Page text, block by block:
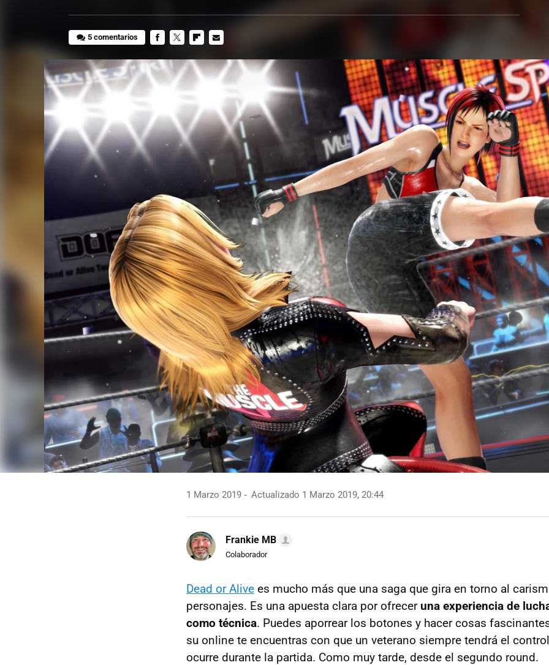
5 comentarios
MAIL
1 Marzo 2019 Actualizado 1 Marzo 2019, 20:44
Frankie MB
Colaborador
Dead or Alive es mucho más que una saga que gira en torno al
personajes. Es una apuesta clara por ofrecer una experiencia de
como técnica. Puedes aporrear los botones y hacer cosas
su online te encuentras con que un veterano siempre tendrá el
ocurre durante la partida. Como muy tarde, desde el segundo round.